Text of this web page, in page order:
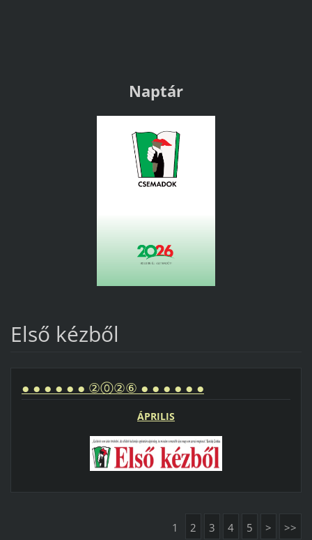
Naptár
Első kézből
● ● ● ● ● ● ②⓪②⑥ ● ● ● ● ● ●
ÁPRILIS
1 2 3 4 5 > >>